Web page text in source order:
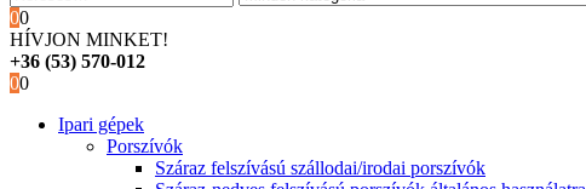
00
HÍVJON MINKET!
+36 (53) 570-012
00
Ipari gépek
Porszívók
Száraz felszívású szállodai/irodai porszívók